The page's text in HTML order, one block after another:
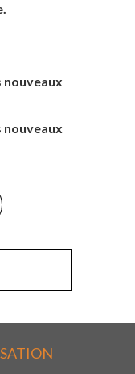
nouveaux
nouveaux